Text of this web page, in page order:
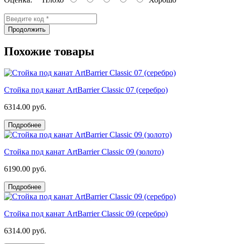
Продолжить
Похожие товары
Стойка под канат ArtBarrier Classic 07 (серебро)
6314.00 руб.
Подробнее
Стойка под канат ArtBarrier Classic 09 (золото)
6190.00 руб.
Подробнее
Стойка под канат ArtBarrier Classic 09 (серебро)
6314.00 руб.